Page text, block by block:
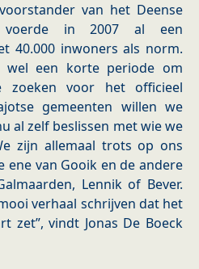
van het Deense
voerde in 2007 al een
40.000 inwoners als norm.
wel een korte periode om
voor het officieel
gemeenten willen we
al zelf beslissen met wie we
zijn allemaal trots op ons
ene van Gooik en de andere
Lennik of Bever.
verhaal schrijven dat het
zet”, vindt Jonas De Boeck